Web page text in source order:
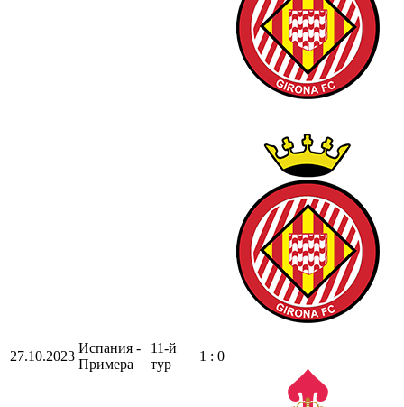
27.10.2023
Испания -
Примера
11-й
тур
1 : 0